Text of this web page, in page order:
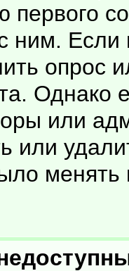
первого
ним. Если
опрос
Однако
или
или
менять